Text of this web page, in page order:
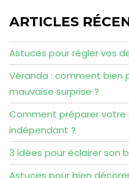
ARTICLES
Astuces pour régler vos
Véranda : comment bien
mauvaise surprise ?
Comment préparer
indépendant ?
3 idées pour éclairer son
Astuces pour bien